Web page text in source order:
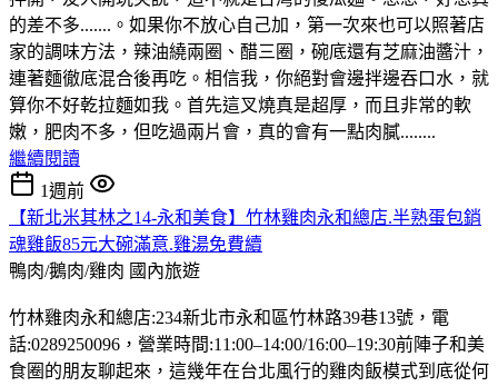
的差不多.......。如果你不放心自己加，第一次來也可以照著店
家的調味方法，辣油繞兩圈、醋三圈，碗底還有芝麻油醬汁，
連著麵徹底混合後再吃。相信我，你絕對會邊拌邊吞口水，就
算你不好乾拉麵如我。首先這叉燒真是超厚，而且非常的軟
嫩，肥肉不多，但吃過兩片會，真的會有一點肉膩........
繼續閱讀
1週前
【新北米其林之14-永和美食】竹林雞肉永和總店.半熟蛋包銷
魂雞飯85元大碗滿意.雞湯免費續
鴨肉/鵝肉/雞肉 國內旅遊
竹林雞肉永和總店:234新北市永和區竹林路39巷13號，電
話:0289250096，營業時間:11:00–14:00/16:00–19:30前陣子和美
食圈的朋友聊起來，這幾年在台北風行的雞肉飯模式到底從何